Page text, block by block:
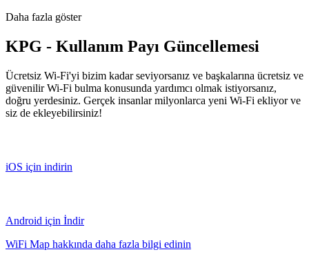
Daha fazla göster
KPG - Kullanım Payı Güncellemesi
Ücretsiz Wi-Fi'yi bizim kadar seviyorsanız ve başkalarına ücretsiz ve
güvenilir Wi-Fi bulma konusunda yardımcı olmak istiyorsanız,
doğru yerdesiniz. Gerçek insanlar milyonlarca yeni Wi-Fi ekliyor ve
siz de ekleyebilirsiniz!
iOS için indirin
Android için İndir
WiFi Map hakkında daha fazla bilgi edinin